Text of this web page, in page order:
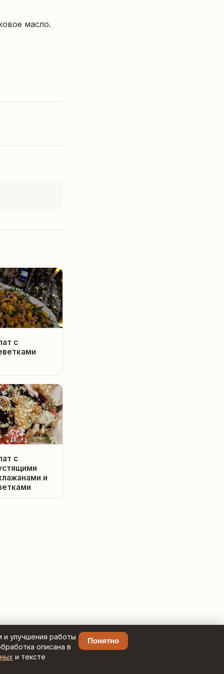
и улучшения работы
описана в
и тексте
Понятно
масло.
с
с
и